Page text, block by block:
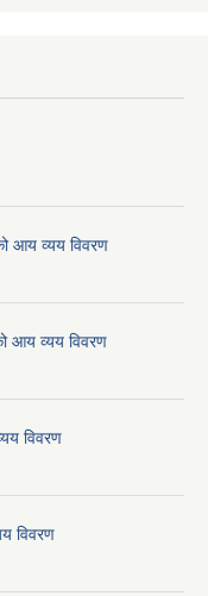
आय व्यय विवरण
आय व्यय विवरण
विवरण
विवरण